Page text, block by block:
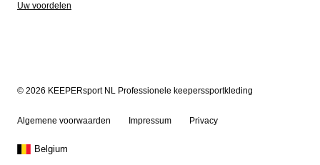
Uw voordelen
© 2026 KEEPERsport NL Professionele keeperssportkleding
Algemene voorwaarden Impressum Privacy
Belgium